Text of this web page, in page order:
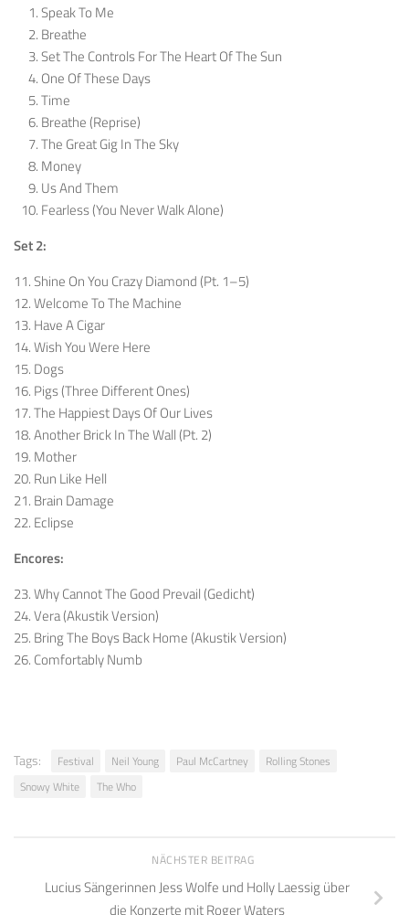
Speak To Me
Breathe
Set The Controls For The Heart Of The Sun
One Of These Days
Time
Breathe (Reprise)
The Great Gig In The Sky
Money
Us And Them
Fearless (You Never Walk Alone)
Set 2:
11. Shine On You Crazy Diamond (Pt. 1–5)
12. Welcome To The Machine
13. Have A Cigar
14. Wish You Were Here
15. Dogs
16. Pigs (Three Different Ones)
17. The Happiest Days Of Our Lives
18. Another Brick In The Wall (Pt. 2)
19. Mother
20. Run Like Hell
21. Brain Damage
22. Eclipse
Encores:
23. Why Cannot The Good Prevail (Gedicht)
24. Vera (Akustik Version)
25. Bring The Boys Back Home (Akustik Version)
26. Comfortably Numb
Tags: Festival Neil Young Paul McCartney
Rolling Stones
Snowy White
The Who
NÄCHSTER BEITRAG
Lucius Sängerinnen Jess Wolfe und Holly Laessig über
die Konzerte mit Roger Waters